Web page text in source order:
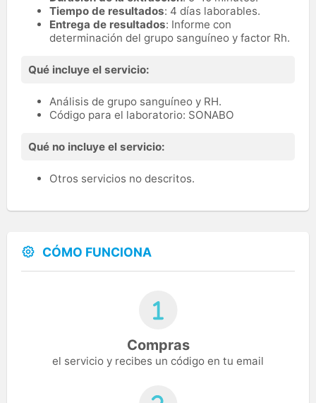
Tiempo de resultados: 4 días laborables.
Entrega de resultados: Informe con
determinación del grupo sanguíneo y factor Rh.
Qué incluye el servicio:
Análisis de grupo sanguíneo y RH.
Código para el laboratorio: SONABO
Qué no incluye el servicio:
Otros servicios no descritos.
CÓMO FUNCIONA
Compras
el servicio y recibes un código en tu email